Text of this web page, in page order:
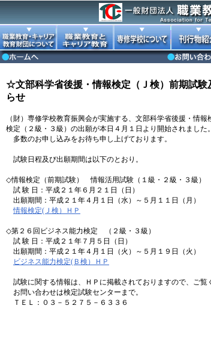
☆文部科学省後援・情報検定（Ｊ検）前期試
らせ
（財）専修学校教育振興会が実施する、文部科学省後援・情
検定（２級・３級）の出願が本日４月１日より開始されました。
多数のお申し込みをお待ち申し上げております。
試験日程及び出願期間は以下のとおり。
◇情報検定（前期試験） 情報活用試験（１級・２級・３級）
試 験 日：平成２１年６月２１日（日）
出願期間：平成２１年４月１日（水）～５月１１日（月）
情報検定(Ｊ検）ＨＰ
◇第２６回ビジネス能力検定 （２級・３級）
試 験 日：平成２１年７月５日（日）
出願期間：平成２１年４月１日（火）～５月１９日（火）
ビジネス能力検定(Ｂ検）ＨＰ
試験に関する情報は、ＨＰに掲載されておりますので、ご覧
お問い合わせは検定試験センターまで。
ＴＥＬ：０３－５２７５－６３３６